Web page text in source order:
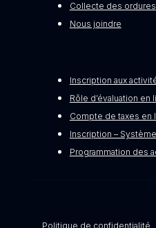
Collecte des ordures
Nous joindre
Inscription aux
Rôle d’évaluation en
Compte de taxes en
Inscription –
Programmation des
Politique de confidentialité